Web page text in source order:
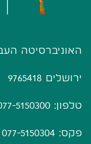
האוניברסיטה
ירושלים 9765418
טלפון: 077-5150300
פקס: 077-5150304